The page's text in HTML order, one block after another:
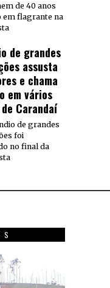
de 40 anos
em flagrante na
de grandes
assusta
e chama
em vários
Carandaí
de grandes
foi
no final da